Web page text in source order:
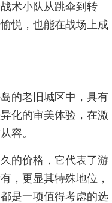
术小队从跳伞到转
悦，也能在战场上成
的老旧城区中，具有
化的审美体验，在激
容。
的价格，它代表了游
，更显其特殊地位，
是一项值得考虑的选